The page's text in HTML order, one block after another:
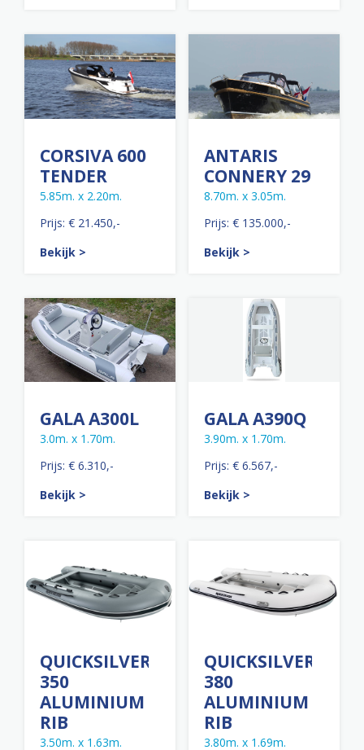
CORSIVA 600
TENDER
5.85m. x 2.20m.
Prijs: € 21.450,-
Bekijk >
ANTARIS
CONNERY 29
8.70m. x 3.05m.
Prijs: € 135.000,-
Bekijk >
GALA A300L
3.0m. x 1.70m.
Prijs: € 6.310,-
Bekijk >
GALA A390Q
3.90m. x 1.70m.
Prijs: € 6.567,-
Bekijk >
QUICKSILVER
350
ALUMINIUM
RIB
3.50m. x 1.63m.
QUICKSILVER
380
ALUMINIUM
RIB
3.80m. x 1.69m.